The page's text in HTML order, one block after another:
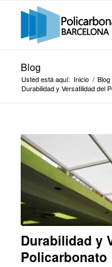
Blog
Usted está aquí: Inicio / Blog
Durabilidad y Versatilidad del
Durabilidad y
Policarbonato